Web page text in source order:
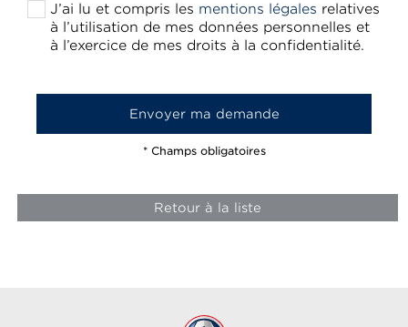
J’ai lu et compris les mentions légales relatives
à l’utilisation de mes données personnelles et
à l’exercice de mes droits à la confidentialité.
* Champs obligatoires
Retour à la liste